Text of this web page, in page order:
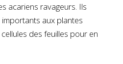
acariens ravageurs. Ils
aux plantes
des feuilles pour en